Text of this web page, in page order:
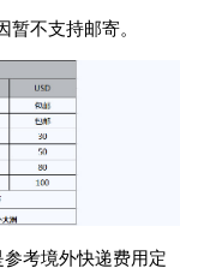
不支持邮寄。
参考境外快递费用定